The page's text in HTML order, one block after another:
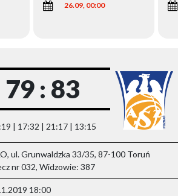
26.09, 00:00
79 : 83
| 17:32 | 21:17 | 13:15
ul. Grunwaldzka 33/35, 87-100 Toruń
nr 032, Widzowie: 387
18:00